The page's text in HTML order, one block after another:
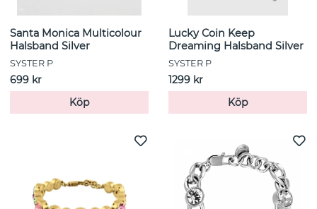
Santa Monica Multicolour
Halsband Silver
SYSTER P
699 kr
Köp
Lucky Coin Keep
Dreaming Halsband Silver
SYSTER P
1299 kr
Köp